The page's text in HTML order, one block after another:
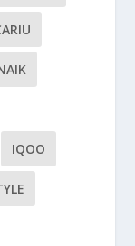
IQOO